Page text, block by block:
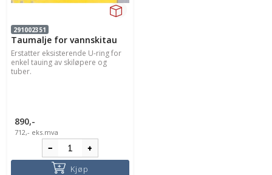
291002351
Taumalje for vannskitau
Erstatter eksisterende U-ring for
enkel tauing av skiløpere og
tuber.
890,-
712,- eks.mva
Kjøp